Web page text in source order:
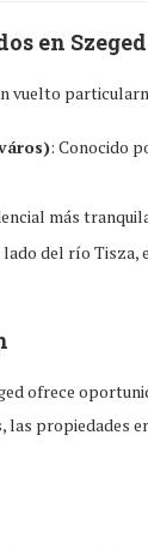
en Szeged
vuelto
: Conocido
más
del río Tisza,
ofrece
las